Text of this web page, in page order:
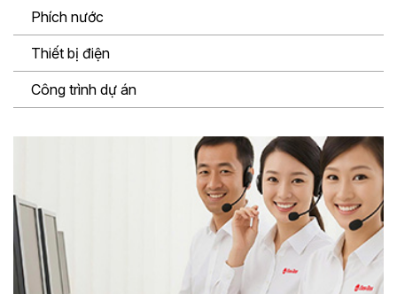
Phích nước
Thiết bị điện
Công trình dự án